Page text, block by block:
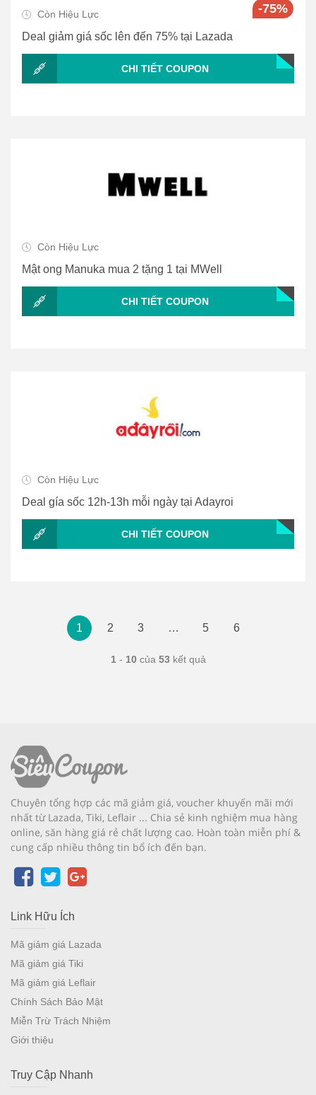
Còn Hiệu Lực -75%
Deal giảm giá sốc lên đến 75% tại Lazada
CHI TIẾT COUPON
Còn Hiệu Lực
Mật ong Manuka mua 2 tặng 1 tại MWell
CHI TIẾT COUPON
Còn Hiệu Lực
Deal gía sốc 12h-13h mỗi ngày tại Adayroi
CHI TIẾT COUPON
1 2 3 … 5 6
1- 10của 53kết quả
Chuyên tổng hợp các mã giảm giá, voucher khuyến mãi mới
nhất từ Lazada, Tiki, Leflair ... Chia sẻ kinh nghiệm mua hàng
online, săn hàng giá rẻ chất lượng cao. Hoàn toàn miễn phí &
cung cấp nhiều thông tin bổ ích đến bạn.
Link Hữu Ích
Mã giảm giá Lazada
Mã giảm giá Tiki
Mã giảm giá Leflair
Chính Sách Bảo Mật
Miễn Trừ Trách Nhiệm
Giới thiệu
Truy Cập Nhanh